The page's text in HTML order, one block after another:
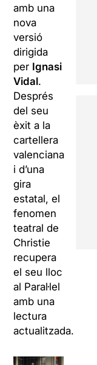
amb una
nova
versió
dirigida
per Ignasi
Vidal.
Després
del seu
èxit a la
cartellera
valenciana
i d’una
gira
estatal, el
fenomen
teatral de
Christie
recupera
el seu lloc
al Paral·lel
amb una
lectura
actualitzada.